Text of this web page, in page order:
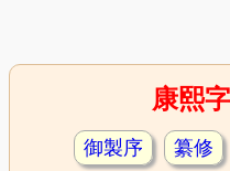
康熙
御製序 纂修